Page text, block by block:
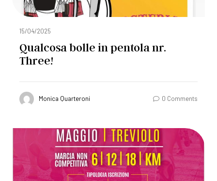
15/04/2025
Qualcosa bolle in pentola nr.
Three!
Monica Quarteroni 0 Comments